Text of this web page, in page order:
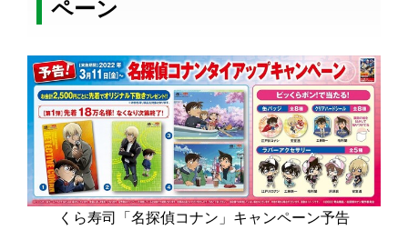
ペーン
くら寿司「名探偵コナン」キャンペーン予告